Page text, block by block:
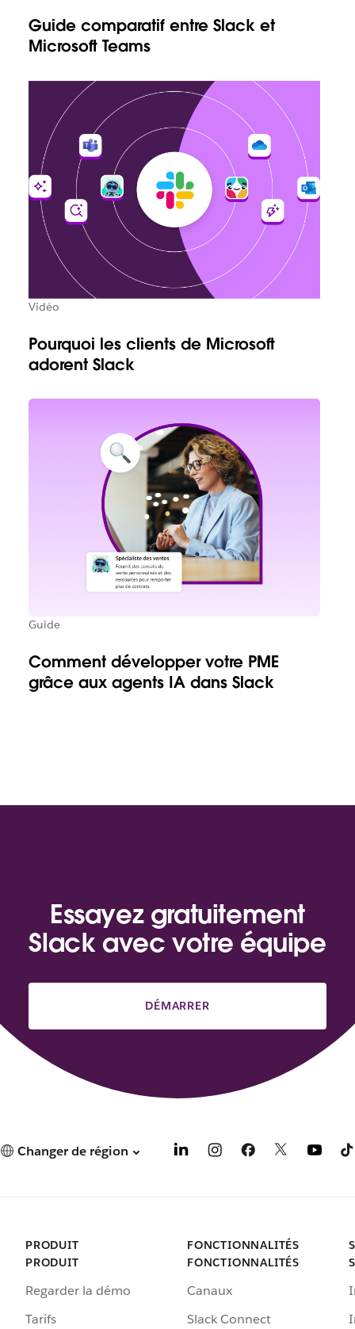
Guide comparatif entre Slack et
Microsoft Teams
Vidéo
Pourquoi les clients de Microsoft
adorent Slack
Guide
Comment développer votre PME
grâce aux agents IA dans Slack
Essayez gratuitement
Slack avec votre équipe
DÉMARRER
Changer de région
PRODUIT
PRODUIT
Regarder la démo
Tarifs
FONCTIONNALITÉS
FONCTIONNALITÉS
Canaux
Slack Connect